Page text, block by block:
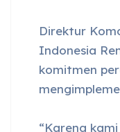
Direktur
Indonesia
komitmen
“Karena